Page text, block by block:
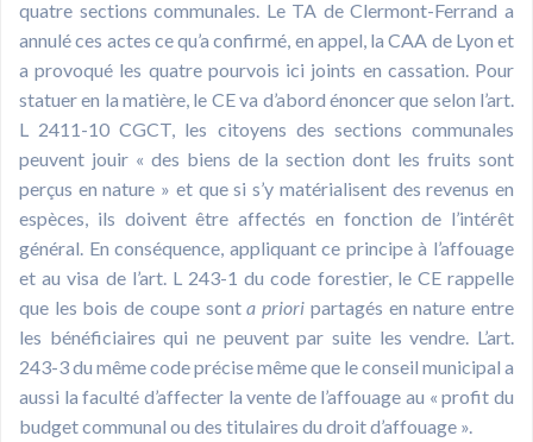
quatre sections communales. Le TA de Clermont-Ferrand a
annulé ces actes ce qu’a confirmé, en appel, la CAA de Lyon et
a provoqué les quatre pourvois ici joints en cassation. Pour
statuer en la matière, le CE va d’abord énoncer que selon l’art.
L 2411-10 CGCT, les citoyens des sections communales
peuvent jouir « des biens de la section dont les fruits sont
perçus en nature » et que si s’y matérialisent des revenus en
espèces, ils doivent être affectés en fonction de l’intérêt
général. En conséquence, appliquant ce principe à l’affouage
et au visa de l’art. L 243-1 du code forestier, le CE rappelle
que les bois de coupe sonta priori partagés en nature entre
les bénéficiaires qui ne peuvent par suite les vendre. L’art.
243-3 du même code précise même que le conseil municipal a
aussi la faculté d’affecter la vente de l’affouage au « profit du
budget communal ou des titulaires du droit d’affouage ».